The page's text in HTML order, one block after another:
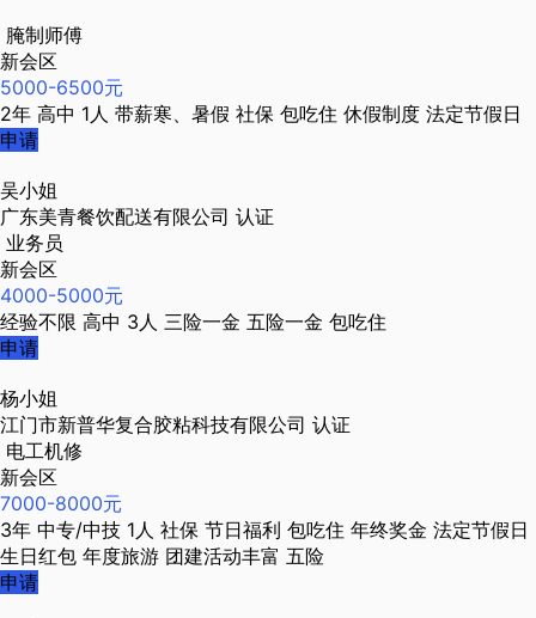
腌制师傅
新会区
5000-6500元
2年 高中 1人 带薪寒、暑假 社保 包吃住 休假制度 法定节假日
申请
吴小姐
广东美青餐饮配送有限公司 认证
业务员
新会区
4000-5000元
经验不限 高中 3人 三险一金 五险一金 包吃住
申请
杨小姐
江门市新普华复合胶粘科技有限公司 认证
电工机修
新会区
7000-8000元
3年 中专/中技 1人 社保 节日福利 包吃住 年终奖金 法定节假日
生日红包 年度旅游 团建活动丰富 五险
申请